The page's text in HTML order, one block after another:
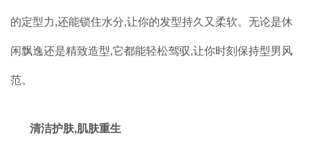
的定型力,还能锁住水分,让你的发型持久又柔软。无论是休
闲飘逸还是精致造型,它都能轻松驾驭,让你时刻保持型男风
范。
清洁护肤,肌肤重生